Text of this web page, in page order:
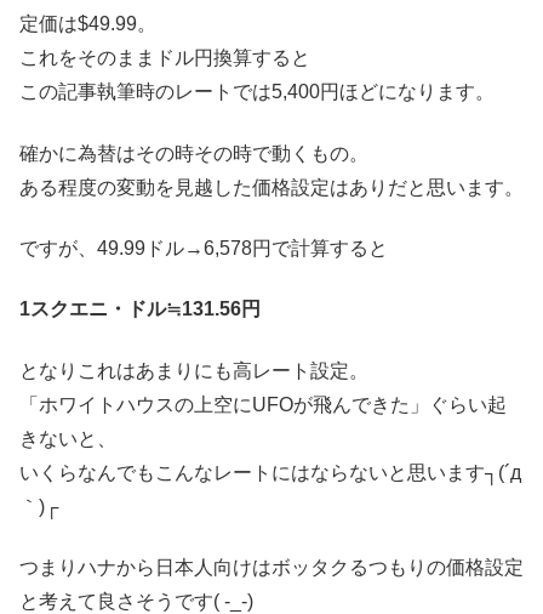
定価は$49.99。
これをそのままドル円換算すると
この記事執筆時のレートでは5,400円ほどになります。
確かに為替はその時その時で動くもの。
ある程度の変動を見越した価格設定はありだと思います。
ですが、49.99ドル→6,578円で計算すると
1スクエニ・ドル≒131.56円
となりこれはあまりにも高レート設定。
「ホワイトハウスの上空にUFOが飛んできた」ぐらい起
きないと、
いくらなんでもこんなレートにはならないと思います┐(´д
｀)┌
つまりハナから日本人向けはボッタクるつもりの価格設定
と考えて良さそうです( -_-)